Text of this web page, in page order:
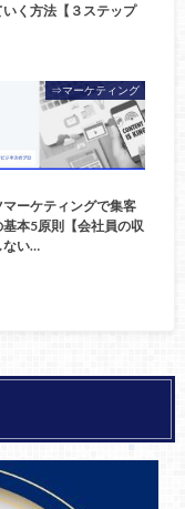
いく方法【３ステップ
⇒マーケティング
マーケティングで集客
本5原則【会社員の収
ない…